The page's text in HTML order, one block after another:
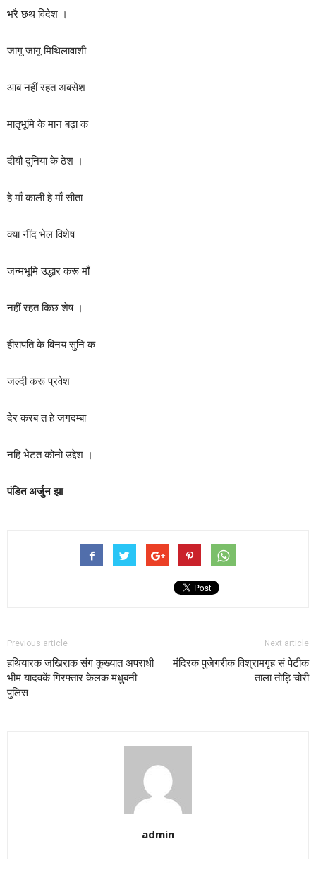
भरै छथ विदेश ।
जागू जागू मिथिलावाशी
आब नहीं रहत अबसेश
मातृभूमि के मान बढ़ा क
दीयौ दुनिया के ठेश ।
हे माँ काली हे माँ सीता
क्या नींद भेल विशेष
जन्मभूमि उद्धार करू माँ
नहीं रहत किछ शेष ।
हीरापति के विनय सुनि क
जल्दी करू प्रवेश
देर करब त हे जगदम्बा
नहि भेटत कोनो उद्देश ।
पंडित अर्जुन झा
Previous article
हथियारक जखिराक संग कुख्यात अपराधी
भीम यादवकें गिरफ्तार केलक मधुबनी
पुलिस
Next article
मंदिरक पुजेगरीक विश्रामगृह सं पेटीक
ताला तोड़ि चोरी
admin